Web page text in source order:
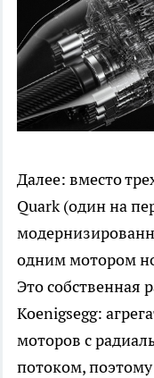
Далее: вместо
Quark (один на
одним мотором
Это собственная
Koenigsegg:
моторов с
потоком,